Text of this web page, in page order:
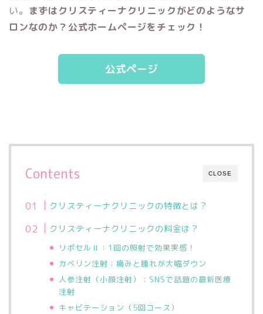
い。 まずはクリスティーナクリニックがどのようなサ
ロンなのか？公式ホームページをチェック！
公式ページ
CLOSE
Contents
クリスティーナクリニックの特徴とは？
クリスティーナクリニックの料金は？
リポセルⅡ：1回の照射で効果実感！
カベリン注射：痛みと腫れが大幅ダウン
人参注射（小顔注射）：SNSで話題の最新医療
注射
キャビテーション（5回コース）